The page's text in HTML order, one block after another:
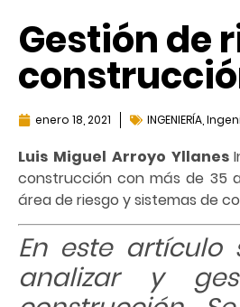
Gestión de
enero 18, 2021 INGENIERÍA
Luis Miguel Arroyo Yllanes
construcción con más de 35
área de riesgo y sistemas de
En este
analizar y